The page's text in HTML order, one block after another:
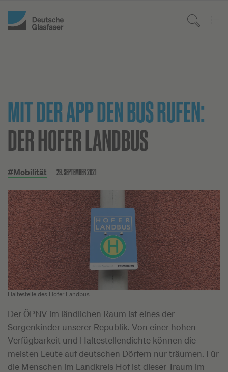
MIT DER APP DEN BUS RUFEN:
DER HOFER LANDBUS
#Mobilität 29. SEPTEMBER 2021
Haltestelle des Hofer Landbus
Der ÖPNV im ländlichen Raum ist eines der
Sorgenkinder unserer Republik. Von einer hohen
Verfügbarkeit und Haltestellendichte können die
meisten Leute auf deutschen Dörfern nur träumen. Für
die Menschen im Landkreis Hof ist dieser Traum im